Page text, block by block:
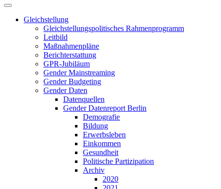
Gleichstellung
Gleichstellungs­politisches Rahmenprogramm
Leitbild
Maßnahmen­pläne
Bericht­erstattung
GPR-Jubiläum
Gender Mainstreaming
Gender Budgeting
Gender Daten
Datenquellen
Gender Datenreport Berlin
Demografie
Bildung
Erwerbsleben
Einkommen
Gesundheit
Politische Partizipation
Archiv
2020